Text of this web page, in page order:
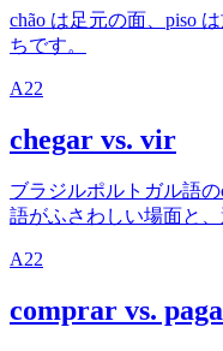
chão は足元の面、piso
ちです。
A22
chegar vs. vir
ブラジルポルトガル語
語がふさわしい場面と、
A22
comprar vs.